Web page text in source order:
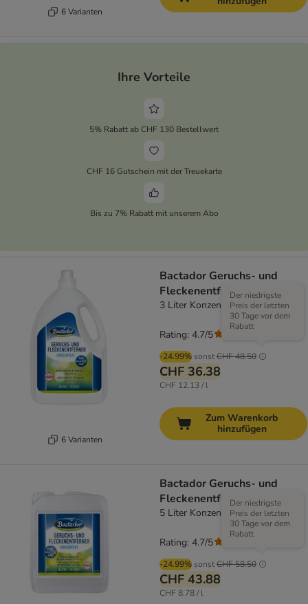
6 Varianten
Ihre Vorteile
5% Rabatt ab CHF 130 Bestellwert
CHF 16 Gutschein mit der Treuekarte
Bis zu 7% Rabatt mit unserem Abo
6 Varianten
Bactador Geruchs- und
Fleckenentferner
3 Liter Konzentrat
-24.99% sonstCHF 48.50
Der niedrigste
Preis der letzten
30 Tage vor dem
Rabatt
CHF 36.38
CHF 12.13 / l
Rating: 4.7/5
Zum Warenkorb
hinzufügen
Bactador Geruchs- und
Fleckenentferner
5 Liter Konzentrat
-24.99% sonstCHF 58.50
Der niedrigste
Preis der letzten
30 Tage vor dem
Rabatt
CHF 43.88
CHF 8.78 / l
Rating: 4.7/5